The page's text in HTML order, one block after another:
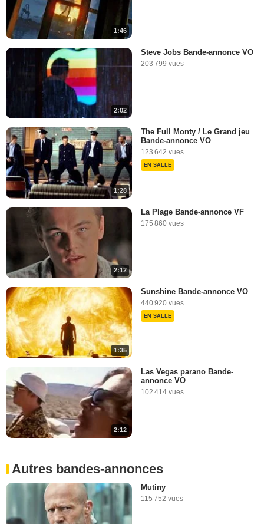
1:46
2:02
Steve Jobs Bande-annonce VO
203 799 vues
1:28
The Full Monty / Le Grand jeu
Bande-annonce VO
123 642 vues
EN SALLE
2:12
La Plage Bande-annonce VF
175 860 vues
1:35
Sunshine Bande-annonce VO
440 920 vues
EN SALLE
2:12
Las Vegas parano Bande-
annonce VO
102 414 vues
Autres bandes-annonces
Mutiny
115 752 vues